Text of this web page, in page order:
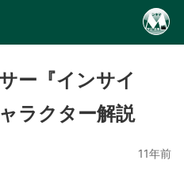
ー『インサイ
ラクター解説
11年前